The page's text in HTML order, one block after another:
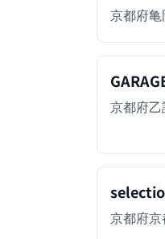
京都府亀
京都府乙
京都府